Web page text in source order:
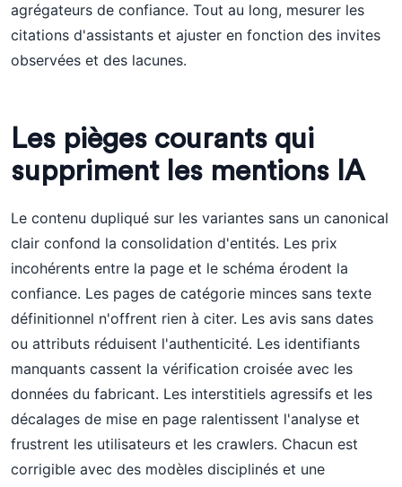
agrégateurs de confiance. Tout au long, mesurer les
citations d'assistants et ajuster en fonction des invites
observées et des lacunes.
Les pièges courants qui
suppriment les mentions IA
Le contenu dupliqué sur les variantes sans un canonical
clair confond la consolidation d'entités. Les prix
incohérents entre la page et le schéma érodent la
confiance. Les pages de catégorie minces sans texte
définitionnel n'offrent rien à citer. Les avis sans dates
ou attributs réduisent l'authenticité. Les identifiants
manquants cassent la vérification croisée avec les
données du fabricant. Les interstitiels agressifs et les
décalages de mise en page ralentissent l'analyse et
frustrent les utilisateurs et les crawlers. Chacun est
corrigible avec des modèles disciplinés et une